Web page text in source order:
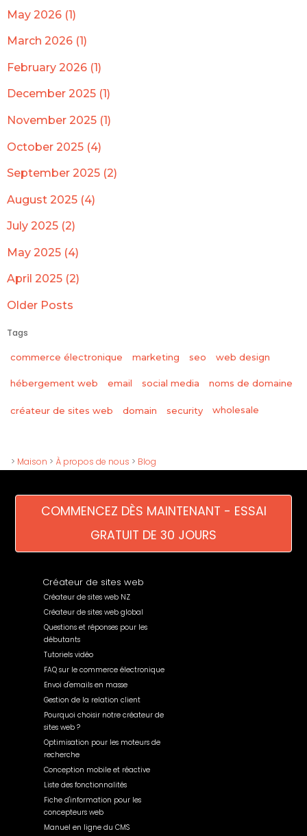
May 2026 (1)
March 2026 (1)
February 2026 (1)
December 2025 (1)
November 2025 (1)
October 2025 (4)
September 2025 (2)
August 2025 (4)
July 2025 (2)
May 2025 (4)
April 2025 (2)
Older Posts
Tags
commerce électronique marketing seo web design
hébergement web email social media noms de domaine
créateur de sites web domain security wholesale
> Maison > À propos de nous > Blog
COMMENCEZ DÈS MAINTENANT - ESSAI
GRATUIT DE 30 JOURS
Créateur de sites web
Créateur de sites web NZ
Créateur de sites web global
Questions et réponses pour les
débutants
Tutoriels vidéo
FAQ sur le commerce électronique
Envoi d'emails en masse
Gestion de la relation client
Pourquoi choisir notre créateur de
sites web ?
Optimisation pour les moteurs de
recherche
Conception mobile et réactive
Liste des fonctionnalités
Fiche d'information pour les
concepteurs web
Manuel en ligne du CMS